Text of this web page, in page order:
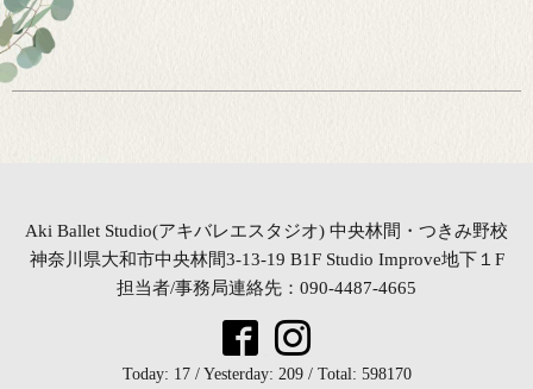
Aki Ballet Studio(アキバレエスタジオ) 中央林間・つきみ野校
神奈川県大和市中央林間3-13-19 B1F Studio Improve地下１F
担当者/事務局連絡先：090-4487-4665
Today: 17/ Yesterday: 209/ Total: 598170